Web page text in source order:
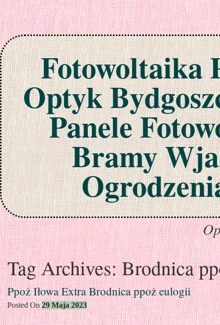
Fotowoltaika
Optyk
Panele
Bramy
Skip
to
content
Tag Archives:Brodnica
Ppoż Iłowa Extra Brodnica ppoż eulogii
Posted On29 Maja 2023